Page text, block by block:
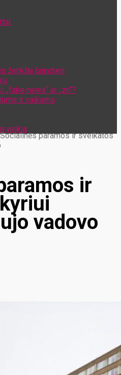
ženklai šiandien
news“ ar „zn“?
ir vaikams
veikia
Socialinės paramos ir sveikatos
ir
vadovo